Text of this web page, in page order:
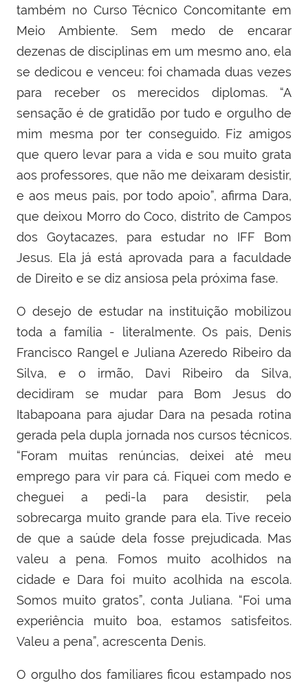
também no Curso Técnico Concomitante em
Meio Ambiente. Sem medo de encarar
dezenas de disciplinas em um mesmo ano, ela
se dedicou e venceu: foi chamada duas vezes
para receber os merecidos diplomas. “A
sensação é de gratidão por tudo e orgulho de
mim mesma por ter conseguido. Fiz amigos
que quero levar para a vida e sou muito grata
aos professores, que não me deixaram desistir,
e aos meus pais, por todo apoio”, afirma Dara,
que deixou Morro do Coco, distrito de Campos
dos Goytacazes, para estudar no IFF Bom
Jesus. Ela já está aprovada para a faculdade
de Direito e se diz ansiosa pela próxima fase.
O desejo de estudar na instituição mobilizou
toda a família - literalmente. Os pais, Denis
Francisco Rangel e Juliana Azeredo Ribeiro da
Silva, e o irmão, Davi Ribeiro da Silva,
decidiram se mudar para Bom Jesus do
Itabapoana para ajudar Dara na pesada rotina
gerada pela dupla jornada nos cursos técnicos.
“Foram muitas renúncias, deixei até meu
emprego para vir para cá. Fiquei com medo e
cheguei a pedi-la para desistir, pela
sobrecarga muito grande para ela. Tive receio
de que a saúde dela fosse prejudicada. Mas
valeu a pena. Fomos muito acolhidos na
cidade e Dara foi muito acolhida na escola.
Somos muito gratos”, conta Juliana. “Foi uma
experiência muito boa, estamos satisfeitos.
Valeu a pena”, acrescenta Denis.
O orgulho dos familiares ficou estampado nos